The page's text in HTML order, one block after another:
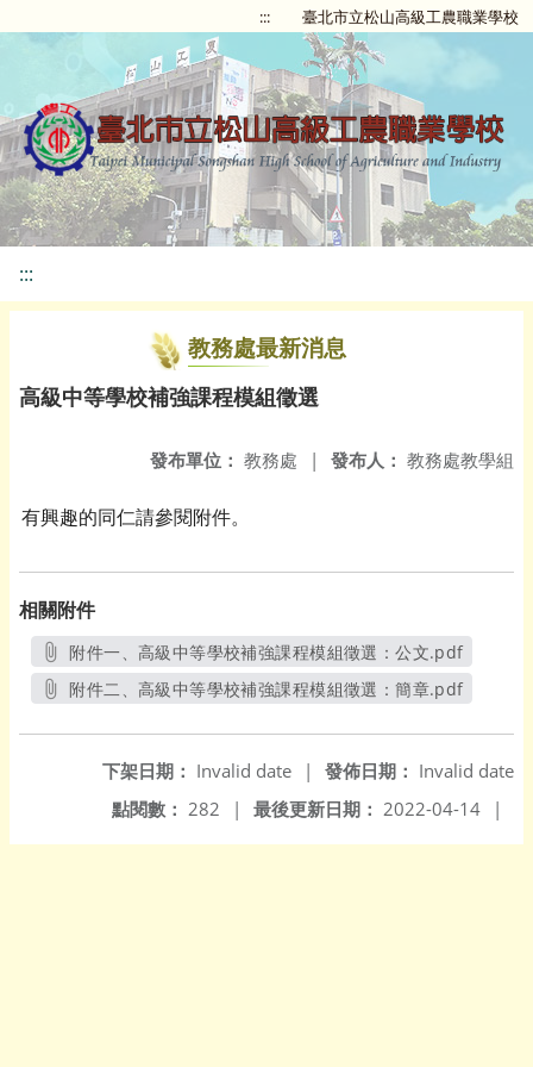
::: 臺北市立松山高級工農職業學校
:::
教務處最新消息
高級中等學校補強課程模組徵選
發布人： 教務處教學組
發布單位： 教務處 |
有興趣的同仁請參閱附件。
相關附件
附件一、高級中等學校補強課程模組徵選：公文.pdf
另開新視窗
附件二、高級中等學校補強課程模組徵選：簡章.pdf
發佈日期： Invalid date
下架日期： Invalid date
|
最後更新日期： 2022-04-14 |
點閱數： 282 |